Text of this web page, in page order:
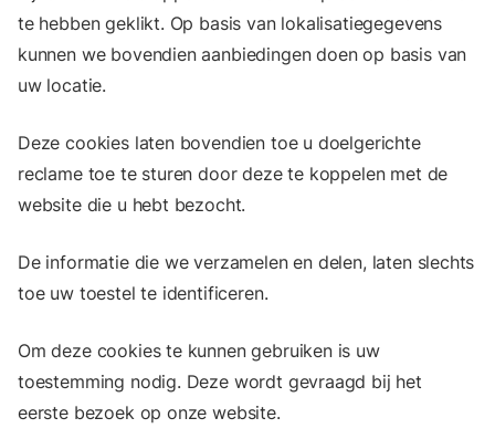
te hebben geklikt. Op basis van lokalisatiegegevens
kunnen we bovendien aanbiedingen doen op basis van
uw locatie.
Deze cookies laten bovendien toe u doelgerichte
reclame toe te sturen door deze te koppelen met de
website die u hebt bezocht.
De informatie die we verzamelen en delen, laten slechts
toe uw toestel te identificeren.
Om deze cookies te kunnen gebruiken is uw
toestemming nodig. Deze wordt gevraagd bij het
eerste bezoek op onze website.